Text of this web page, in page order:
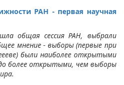
РАН - первая научная
общая сессия РАН, выбрали
мнение - выборы (первые при
были наиболее открытыми
более открытыми, чем выборы